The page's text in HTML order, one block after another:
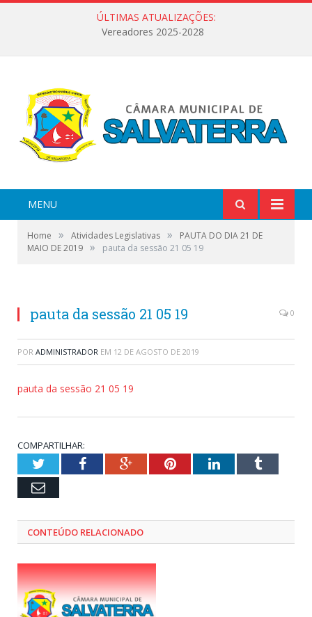
ÚLTIMAS ATUALIZAÇÕES:
Vereadores 2025-2028
MENU
Home » Atividades Legislativas »
PAUTA DO DIA 21 DE
MAIO DE 2019 » pauta da sessão 21 05 19
pauta da sessão 21 05 19 0
POR ADMINISTRADOR EM 12 DE AGOSTO DE 2019
pauta da sessão 21 05 19
COMPARTILHAR:
TwitterFacebookGoogle+PinterestLinkedInTumblr
Email
CONTEÚDO RELACIONADO